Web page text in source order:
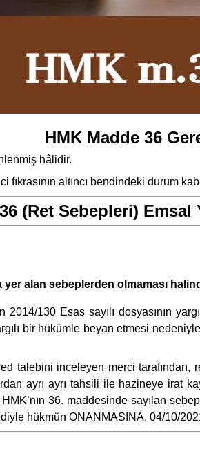
HMK Madde 36
hâlidir.
altıncı bendindeki durum
(Ret Sebepleri) Emsal
alan sebeplerden olmaması
130 Esas sayılı dosyasının
bir hükümle beyan etmesi
talebini inceleyen merci
ayrı ayrı tahsili ile hazineye irat
36. maddesinde sayılan
hükmün ONANMASINA, 04/10/